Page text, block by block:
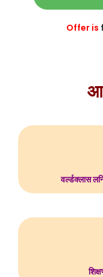
Offer is
वर्ल्डक्लास